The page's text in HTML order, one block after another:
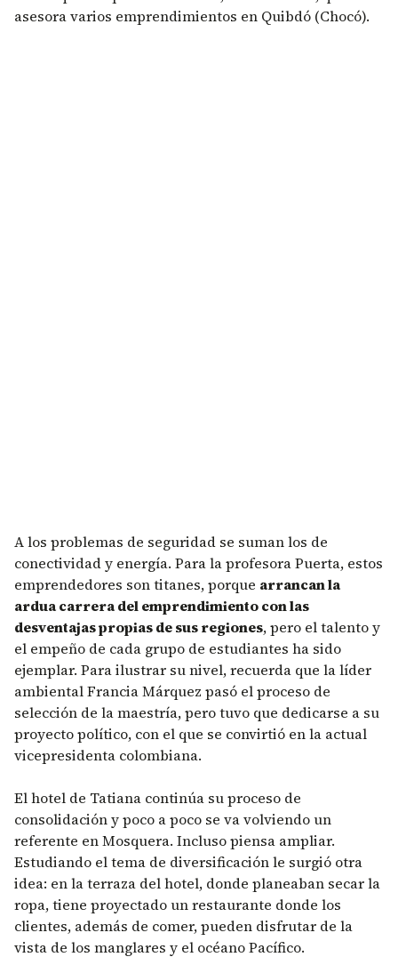
asesora varios emprendimientos en Quibdó (Chocó).
A los problemas de seguridad se suman los de
conectividad y energía. Para la profesora Puerta, estos
emprendedores son titanes, porque arrancan la
ardua carrera del emprendimiento con las
desventajas propias de sus regiones, pero el talento y
el empeño de cada grupo de estudiantes ha sido
ejemplar. Para ilustrar su nivel, recuerda que la líder
ambiental Francia Márquez pasó el proceso de
selección de la maestría, pero tuvo que dedicarse a su
proyecto político, con el que se convirtió en la actual
vicepresidenta colombiana.
El hotel de Tatiana continúa su proceso de
consolidación y poco a poco se va volviendo un
referente en Mosquera. Incluso piensa ampliar.
Estudiando el tema de diversificación le surgió otra
idea: en la terraza del hotel, donde planeaban secar la
ropa, tiene proyectado un restaurante donde los
clientes, además de comer, pueden disfrutar de la
vista de los manglares y el océano Pacífico.